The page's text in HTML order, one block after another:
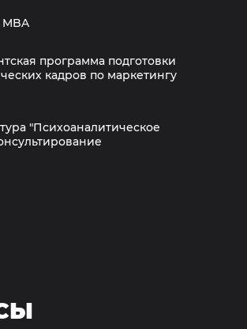
программа подготовки
кадров по маркетингу
"Психоаналитическое